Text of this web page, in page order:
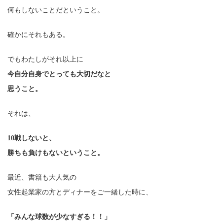
何もしないことだということ。
確かにそれもある。
でもわたしがそれ以上に
今自分自身でとっても大切だなと
思うこと。
それは、
10戦しないと、
勝ちも負けもないということ。
最近、書籍も大人気の
女性起業家の方とディナーをご一緒した時に、
「みんな球数が少なすぎる！！」